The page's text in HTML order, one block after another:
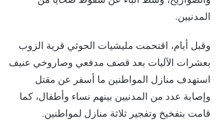
المدنيين.
وقبل أيام، اقتحمت مليشيات الحوثي قرية الزوب
بعشرات الآليات بعد قصف مدفعي وصاروخي عنيف
استهدف منازل المواطنين ما أسفر عن مقتل
وإصابة عدد من المدنيين بينهم نساء وأطفال، كما
قامت بتفخيخ وتفجير ثلاثة منازل لمواطنين.